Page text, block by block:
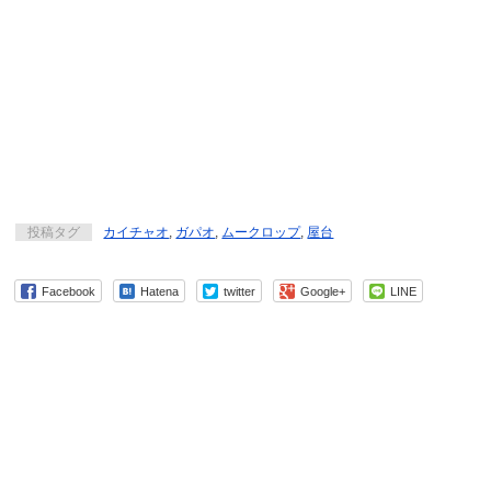
投稿タグ カイチャオ ガパオ ムークロップ, 屋台
Facebook Hatena twitter Google+ LINE